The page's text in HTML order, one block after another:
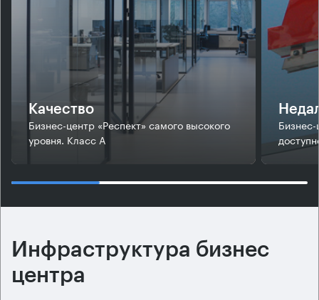
Качество
Бизнес-центр «Респект» самого высокого
уровня. Класс А
Инфраструктура бизнес
центра